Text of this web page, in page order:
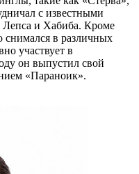
с известными
Лепса и Хабиба. Кроме
в различных
участвует в
он выпустил свой
«Параноик».